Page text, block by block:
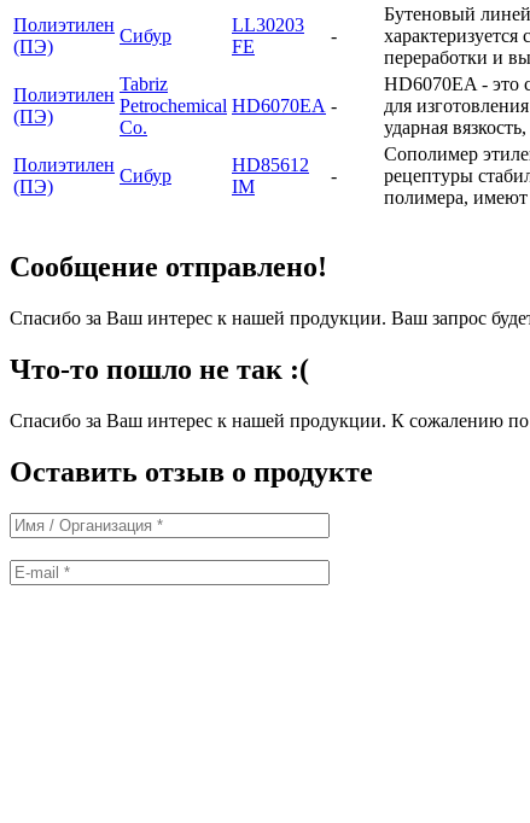
Полиэтилен
(ПЭ)
Сибур
LL30203
FE
-
Бутеновый
переработки и
Полиэтилен
(ПЭ)
Tabriz
Petrochemical
Co.
HD6070EA -
HD6070EA - это
для
ударная
Полиэтилен
(ПЭ)
Сибур
HD85612
IM
-
Сополимер
рецептуры
полимера, имеют
Сообщение отправлено!
Спасибо за Ваш интерес к нашей продукции. Ваш запрос
Что-то пошло не так :(
Спасибо за Ваш интерес к нашей продукции. К сожалению
Оставить отзыв о продукте